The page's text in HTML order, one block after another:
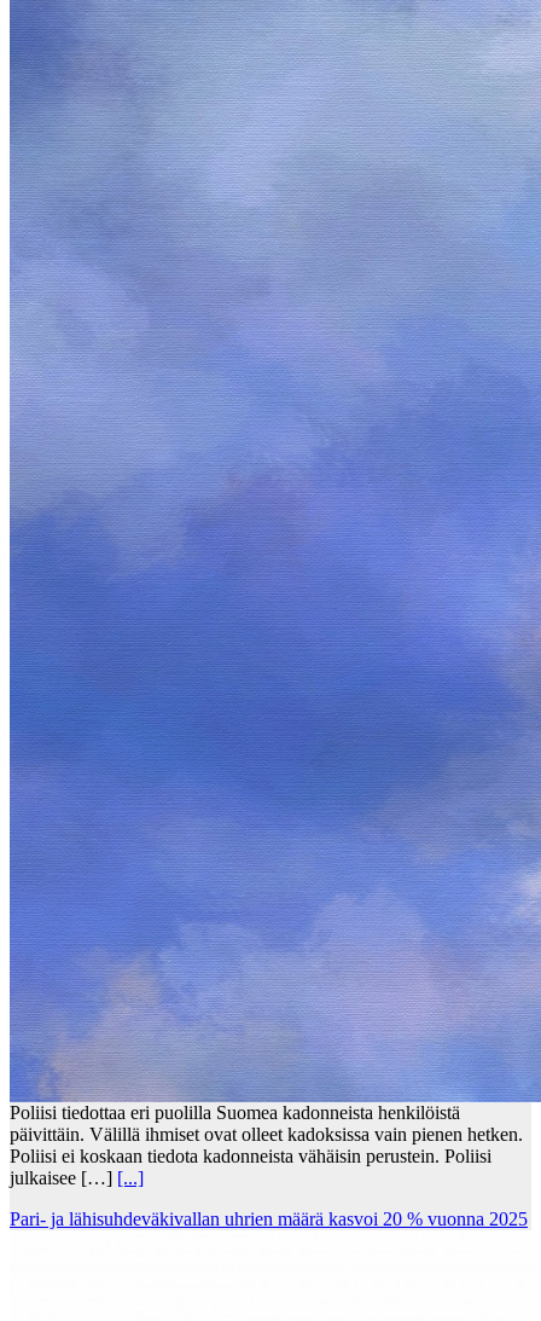
Poliisi tiedottaa eri puolilla Suomea kadonneista henkilöistä
päivittäin. Välillä ihmiset ovat olleet kadoksissa vain pienen hetken.
Poliisi ei koskaan tiedota kadonneista vähäisin perustein. Poliisi
julkaisee […] [...]
Pari- ja lähisuhdeväkivallan uhrien määrä kasvoi 20 % vuonna 2025